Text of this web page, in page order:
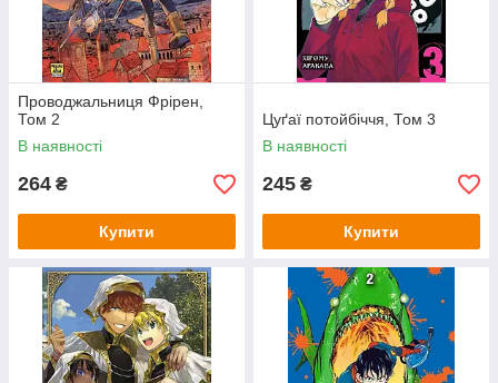
Проводжальниця Фрірен,
Том 2
В наявності
264 ₴
Купити
Цуґаї потойбіччя, Том 3
В наявності
245 ₴
Купити